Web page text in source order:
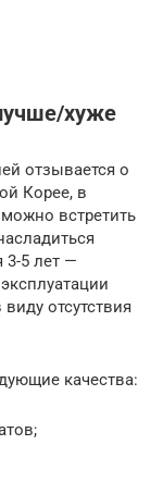
хуже
отзывается о
Корее, в
встретить
3-5 лет —
отсутствия
качества: